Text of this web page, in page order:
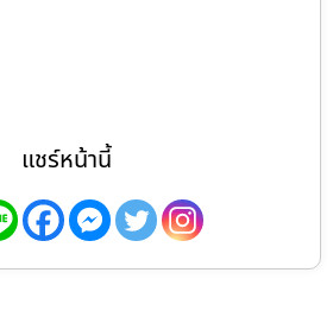
แชร์หน้านี้